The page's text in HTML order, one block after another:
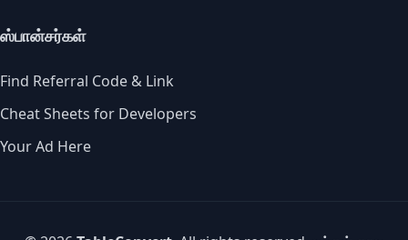
ஸ்பான்சர்கள்
Find Referral Code & Link
Cheat Sheets for Developers
Your Ad Here